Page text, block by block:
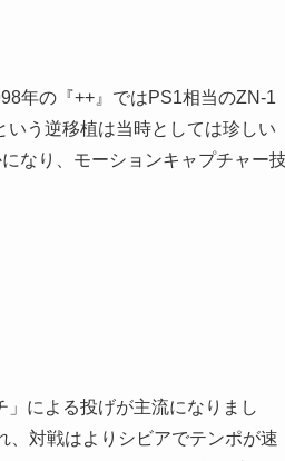
年の『++』ではPS1相当のZN‑1
う逆移植は当時としては珍しい
なり、モーションキャプチャー
による投げが主流になりまし
、対戦はよりシビアでテンポが速